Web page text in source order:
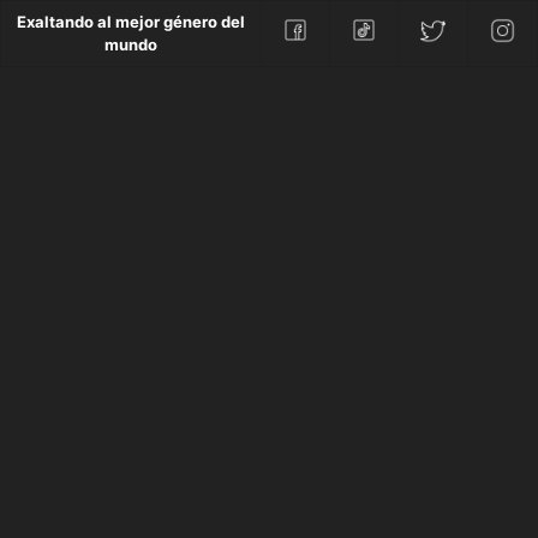
Exaltando al mejor género del
mundo